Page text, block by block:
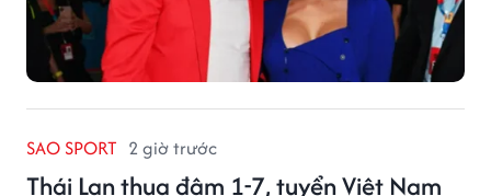
SAO SPORT 2 giờ trước
Thái Lan thua đậm 1-7, tuyển Việt Nam